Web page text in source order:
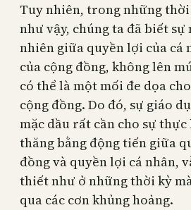
Tuy nhiên, trong những
như vậy, chúng ta đã biết
nhiên giữa quyền lợi của cá
của cộng đồng, không lên
có thể là một mối đe dọa
cộng đồng. Do đó, sự giáo
mặc dầu rất cần cho sự
thăng bằng động tiến giữa
đồng và quyền lợi cá nhân,
thiết như ở những thời kỳ
qua các cơn khủng hoảng.